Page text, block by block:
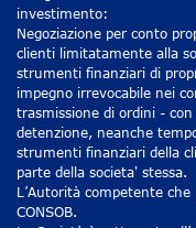
investimento:
Negoziazione per conto
clienti limitatamente alla
strumenti finanziari di
impegno irrevocabile nei
trasmissione di ordini -
detenzione, neanche
strumenti finanziari della
parte della societa' stessa.
L’Autorità competente
CONSOB.